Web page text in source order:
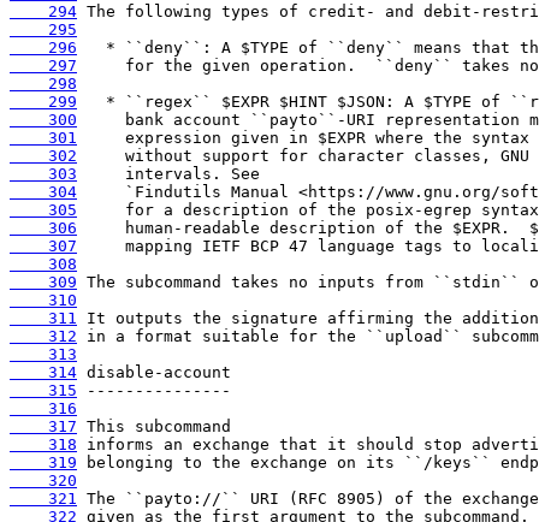
    294
    295
    296
    297
    298
    299
    300
    301
    302
    303
    304
    305
    306
    307
    308
    309
    310
    311
    312
    313
    314
    315
    316
    317
    318
    319
    320
    321
    322